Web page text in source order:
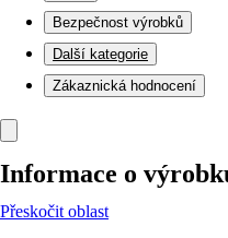
Bezpečnost výrobků
Další kategorie
Zákaznická hodnocení
Informace o
Přeskočit oblast